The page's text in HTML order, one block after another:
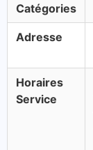
Catégories
Adresse
Horaires
Service